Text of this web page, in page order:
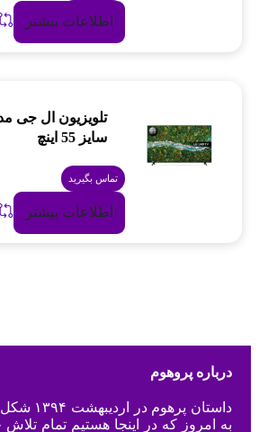
اطلاعات بیشتر
سایز 55 اینچ
تماس بگیرید
اطلاعات بیشتر
درباره پروهوم
داستان پرهوم در
به امروز که در اینجا هستیم تمام تلاش